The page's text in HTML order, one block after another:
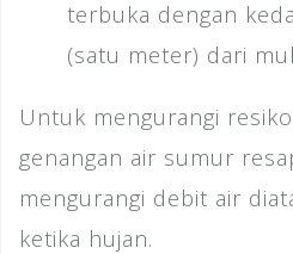
terbuka dengan
(satu meter) dari
Untuk mengurangi
genangan air sumur
mengurangi debit air
ketika hujan.